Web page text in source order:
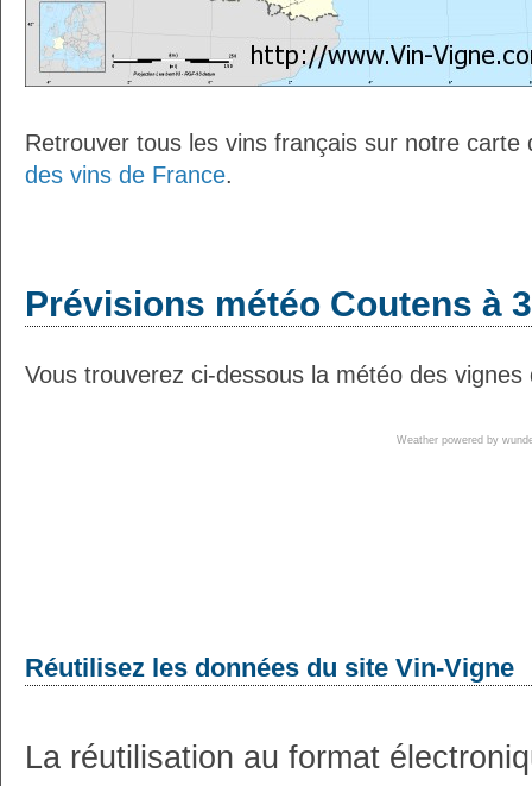
Retrouver tous les vins français sur notre
des vins de France.
Prévisions météo Coutens à
Vous trouverez ci-dessous la météo des
Weather powered by
Réutilisez les données du site Vin-Vigne
La réutilisation au format